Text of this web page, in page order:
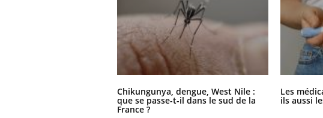
Chikungunya, dengue, West Nile :
que se passe-t-il dans le sud de la
France ?
Les
ils aussi